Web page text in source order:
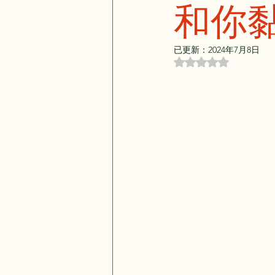
和你
已更新： 2024年7月8日
評等為 NaN（最高